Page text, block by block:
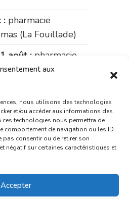
aux
nous utilisons des technologies
et/ou accéder aux informations des
ces technologies nous permettra de
comportement de navigation ou les ID
pas consentir ou de retirer son
négatif sur certaines caractéristiques et
Accepter
: pharmacie
(La Fouillade)
août : pharmacie
de la République)
août :pharmacie
Saint-Jacques)
Dumas (La